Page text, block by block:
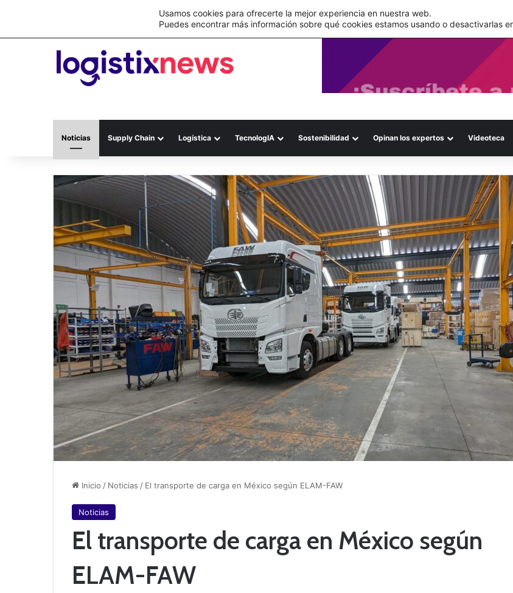
C&A México completa la implementación de su WMS en la nube
Noticias Supply Chain Logística TecnologIA Sostenibilidad Opinan los expertos Videoteca
Inicio / Noticias / El transporte de carga en México según ELAM-FAW
Noticias
El transporte de carga en México según
ELAM-FAW
Usamos cookies para ofrecerte la mejor experiencia en nuestra web.
Puedes encontrar más información sobre qué cookies estamos usando o desactivarlas